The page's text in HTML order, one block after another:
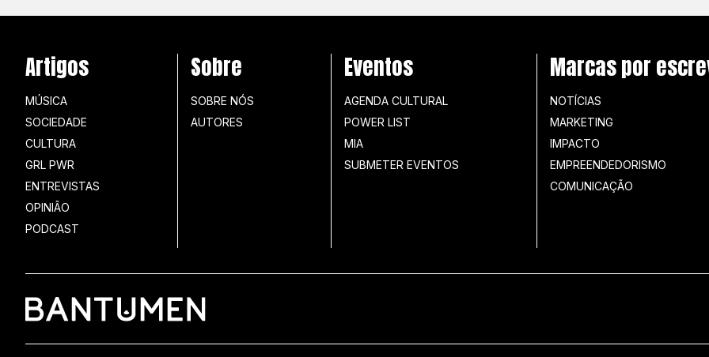
Artigos
MÚSICA
SOCIEDADE
CULTURA
GRL PWR
ENTREVISTAS
OPINIÃO
PODCAST
Sobre
SOBRE NÓS
AUTORES
Eventos
AGENDA CULTURAL
POWER LIST
MIA
SUBMETER EVENTOS
Marcas por
NOTÍCIAS
MARKETING
IMPACTO
EMPREENDEDORISMO
COMUNICAÇÃO